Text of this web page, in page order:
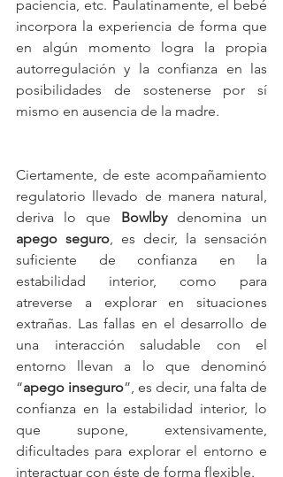
paciencia, etc. Paulatinamente, el bebé
incorpora la experiencia de forma que
en algún momento logra la propia
autorregulación y la confianza en las
posibilidades de sostenerse por sí
mismo en ausencia de la madre.
Ciertamente, de este acompañamiento
regulatorio llevado de manera natural,
deriva lo que Bowlby
apego seguro, es decir, la sensación
suficiente de confianza en la
estabilidad interior, como para
atreverse a explorar en situaciones
extrañas. Las fallas en el desarrollo de
una interacción saludable con el
entorno llevan a lo que denominó
“apego inseguro”, es decir, una falta de
confianza en la estabilidad interior, lo
que supone, extensivamente,
dificultades para explorar el entorno e
interactuar con éste de forma flexible.